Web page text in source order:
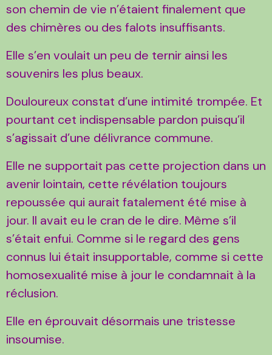
son chemin de vie n’étaient finalement que
des chimères ou des falots insuffisants.
Elle s’en voulait un peu de ternir ainsi les
souvenirs les plus beaux.
Douloureux constat d’une intimité trompée. Et
pourtant cet indispensable pardon puisqu’il
s’agissait d’une délivrance commune.
Elle ne supportait pas cette projection dans un
avenir lointain, cette révélation toujours
repoussée qui aurait fatalement été mise à
jour. Il avait eu le cran de le dire. Même s’il
s’était enfui. Comme si le regard des gens
connus lui était insupportable, comme si cette
homosexualité mise à jour le condamnait à la
réclusion.
Elle en éprouvait désormais une tristesse
insoumise.